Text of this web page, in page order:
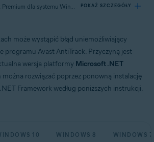
Dotyczy Avast AntiTrack Premium dla systemu Windows POKAŻ SZCZEGÓŁY
/ Pro / Enterprise — wersja 32-/64-bitowa
może wystąpić błąd uniemożliwiający
programu Avast AntiTrack. Przyczyną jest
wersja platformy Microsoft .NET
można rozwiązać poprzez ponowną instalację
Framework według poniższych instrukcji.
10 WINDOWS 8 WINDOWS 7